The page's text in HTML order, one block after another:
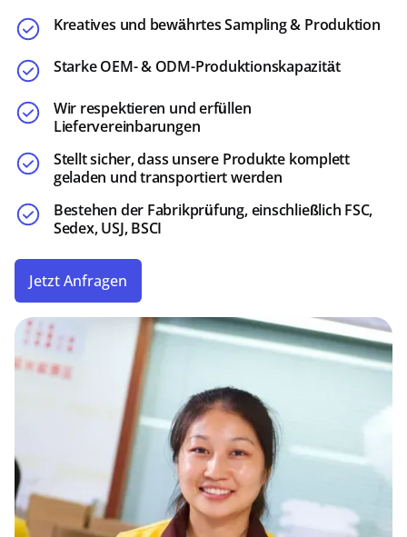
der es ermöglicht, die Spitze auszufahren und
einzuziehen. Wenn die Kappe nach unten gedrückt
wird, gleitet die ausgestreckte Spitze des Stiftes
heraus und verriegelt sich an der Basis des
Gehäuses.
JETZT ANFRAGEN
Regenbogenstift
Verfügt über einen lebendigen Regenbogenfarben-
Weichplüschoberteil und austauschbare Mine, die
ein lustiges Schreiberlebnis schafft.
JETZT ANFRAGEN
Kreatives und bewährtes Sampling & Produktion
Starke OEM- & ODM-Produktionskapazität
Wir respektieren und erfüllen
Liefervereinbarungen
Stellt sicher, dass unsere Produkte komplett
geladen und transportiert werden
Bestehen der Fabrikprüfung, einschließlich FSC,
Sedex, USJ, BSCI
Jetzt Anfragen